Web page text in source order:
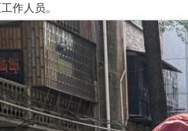
作人员。